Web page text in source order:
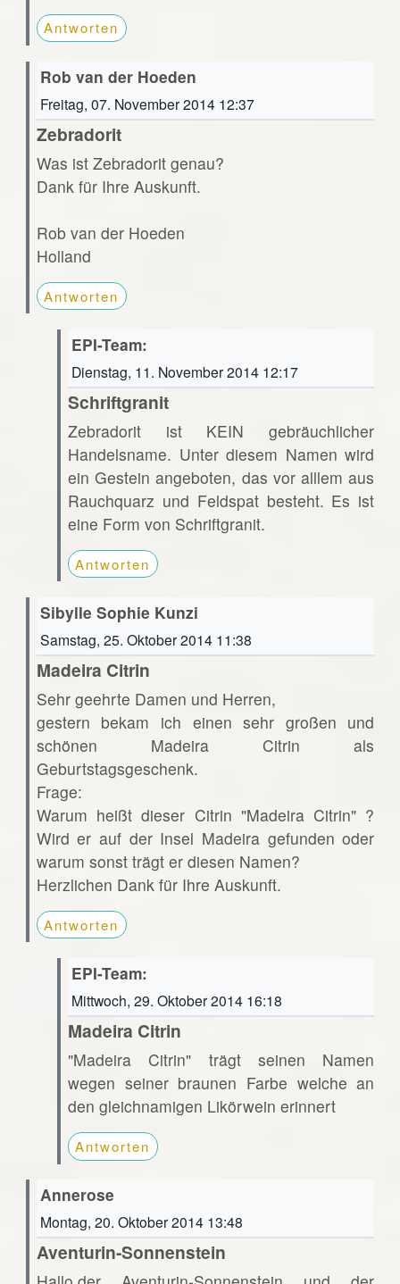
Antworten
Rob van der Hoeden
Freitag, 07. November 2014 12:37
Zebradorit
Was ist Zebradorit genau?
Dank für Ihre Auskunft.
Rob van der Hoeden
Holland
Antworten
EPI-Team:
Dienstag, 11. November 2014 12:17
Schriftgranit
Zebradorit ist KEIN gebräuchlicher
Handelsname. Unter diesem Namen wird
ein Gestein angeboten, das vor alllem aus
Rauchquarz und Feldspat besteht. Es ist
eine Form von Schriftgranit.
Antworten
Sibylle Sophie Kunzi
Samstag, 25. Oktober 2014 11:38
Madeira Citrin
Sehr geehrte Damen und Herren,
gestern bekam ich einen sehr großen und
schönen Madeira Citrin als
Geburtstagsgeschenk.
Frage:
Warum heißt dieser Citrin "Madeira Citrin" ?
Wird er auf der Insel Madeira gefunden oder
warum sonst trägt er diesen Namen?
Herzlichen Dank für Ihre Auskunft.
Antworten
EPI-Team:
Mittwoch, 29. Oktober 2014 16:18
Madeira Citrin
"Madeira Citrin" trägt seinen Namen
wegen seiner braunen Farbe welche an
den gleichnamigen Likörwein erinnert
Antworten
Annerose
Montag, 20. Oktober 2014 13:48
Aventurin-Sonnenstein